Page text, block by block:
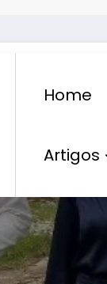
Home
Artigos